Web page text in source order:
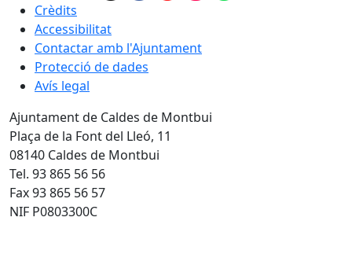
Crèdits
Accessibilitat
Contactar amb l'Ajuntament
Protecció de dades
Avís legal
Ajuntament de Caldes de Montbui
Plaça de la Font del Lleó, 11
08140 Caldes de Montbui
Tel. 93 865 56 56
Fax 93 865 56 57
NIF P0803300C